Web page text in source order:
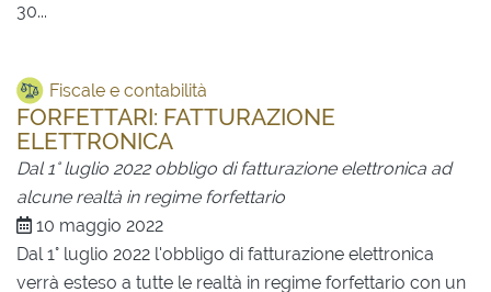
30...
Fiscale e contabilità
FORFETTARI: FATTURAZIONE
ELETTRONICA
Dal 1° luglio 2022 obbligo di fatturazione elettronica ad
alcune realtà in regime forfettario
10 maggio 2022
Dal 1° luglio 2022 l'obbligo di fatturazione elettronica
verrà esteso a tutte le realtà in regime forfettario con un